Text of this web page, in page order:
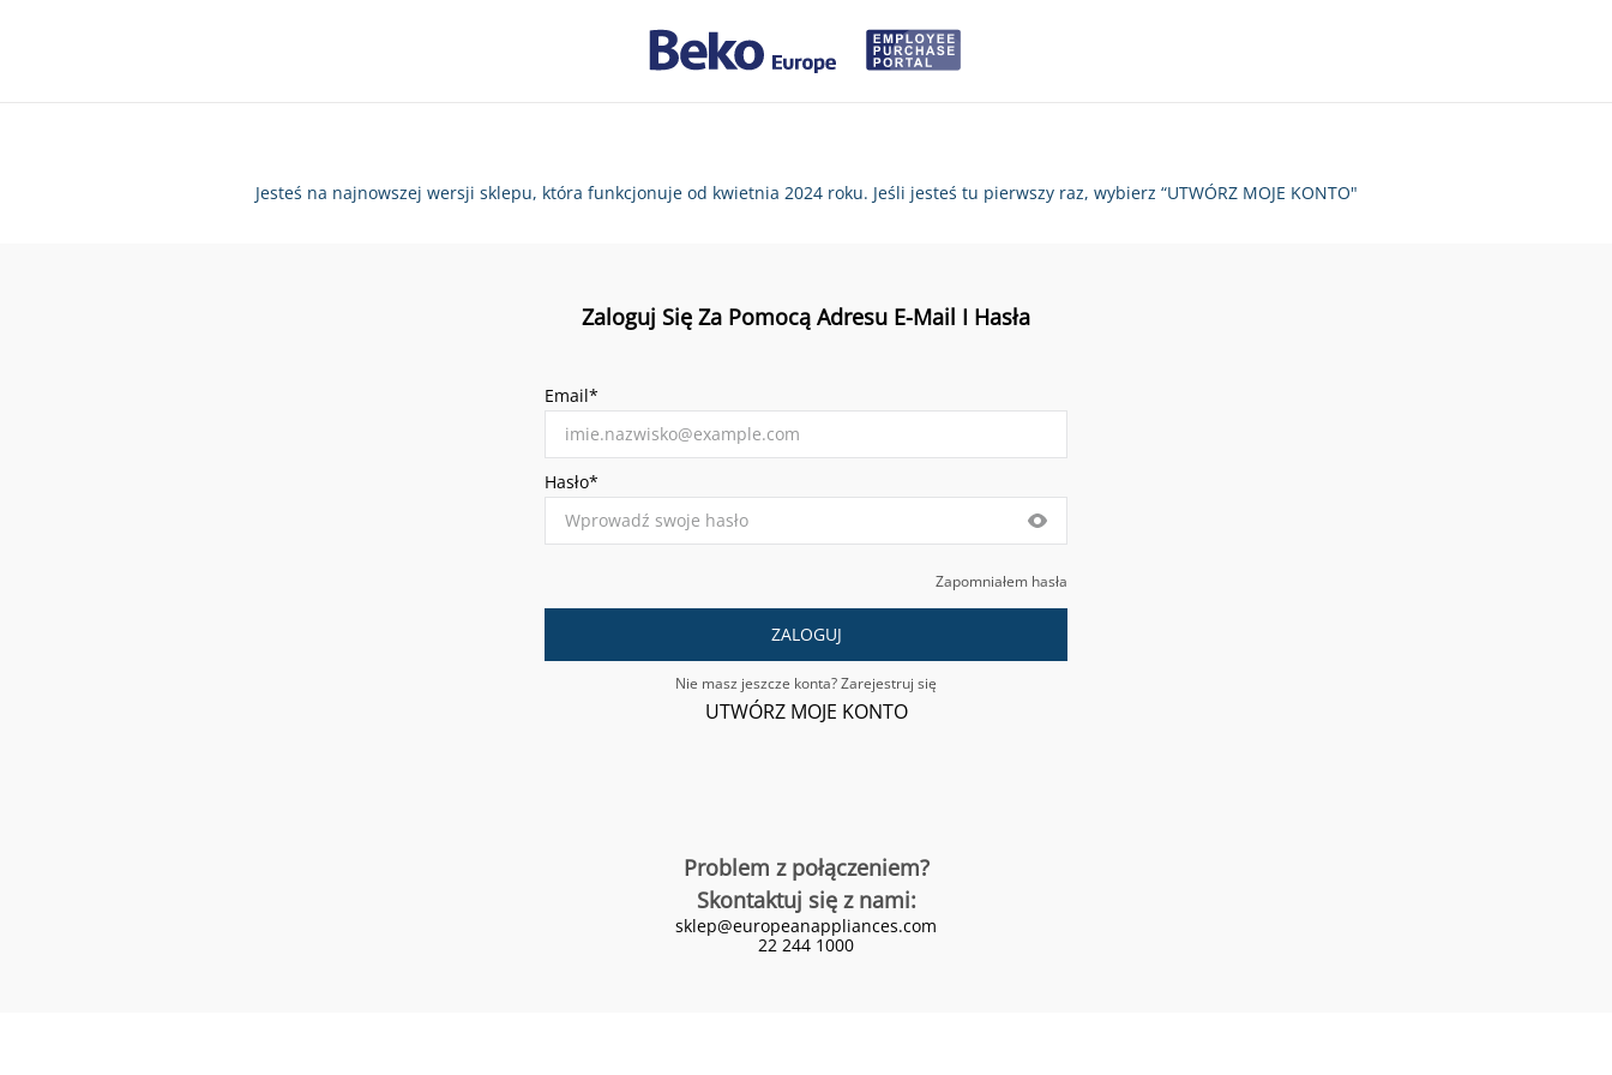
Jesteś na najnowszej wersji sklepu, która funkcjonuje od kwietnia 2024 roku. Jeśli jesteś tu pierwszy raz, wybierz “UTWÓRZ MOJE KONTO"
Zaloguj Się Za Pomocą Adresu E-Mail I Hasła
Email*
Hasło*
Zapomniałem hasła
ZALOGUJ
Nie masz jeszcze konta? Zarejestruj się
UTWÓRZ MOJE KONTO
Problem z połączeniem?
Skontaktuj się z nami:
sklep@europeanappliances.com
22 244 1000